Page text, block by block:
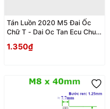
Tán Luồn 2020 M5 Đai Ốc
Chữ T - Dai Oc Tan Ecu Chu T
1.350₫